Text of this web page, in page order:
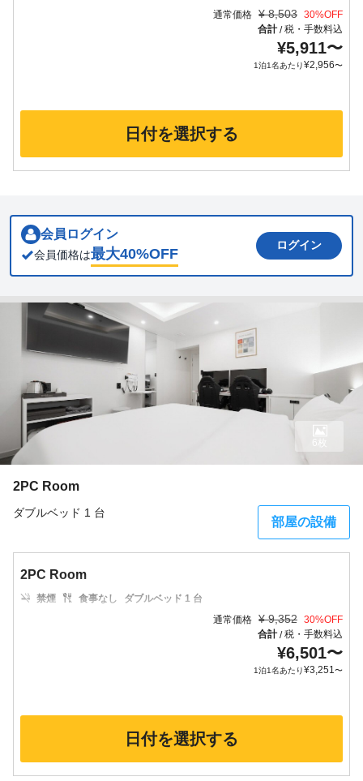
通常価格 ¥ 8,503 30%OFF
合計/税・手数料込
¥5,911〜
1泊1名あたり¥2,956〜
日付を選択する
会員ログイン
会員価格は最大40%OFF
ログイン
2PC Room
ダブルベッド 1 台
部屋の設備
6枚
2PC Room
禁煙 食事なし
ダブルベッド 1 台
通常価格 ¥ 9,352 30%OFF
合計/税・手数料込
¥6,501〜
1泊1名あたり¥3,251〜
日付を選択する